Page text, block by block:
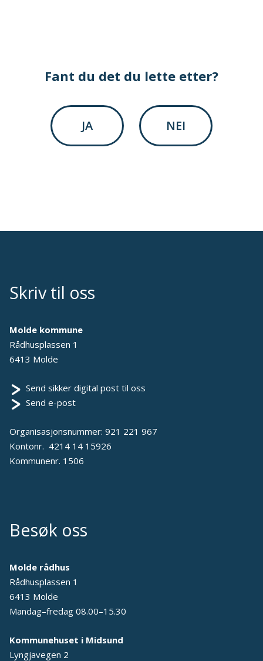
Fant du det du lette etter?
JA NEI
Skriv til oss
Molde kommune
Rådhusplassen 1
6413 Molde
Send sikker digital post til oss
Send e-post
Organisasjonsnummer: 921 221 967
Kontonr. 4214 14 15926
Kommunenr. 1506
Besøk oss
Molde rådhus
Rådhusplassen 1
6413 Molde
Mandag–fredag 08.00–15.30
Kommunehuset i Midsund
Lyngjavegen 2